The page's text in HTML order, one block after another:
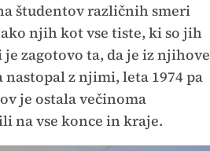
študentov različnih smeri
njih kot vse tiste, ki so jih
zagotovo ta, da je iz njihove
nastopal z njimi, leta 1974 pa
je ostala večinoma
na vse konce in kraje.